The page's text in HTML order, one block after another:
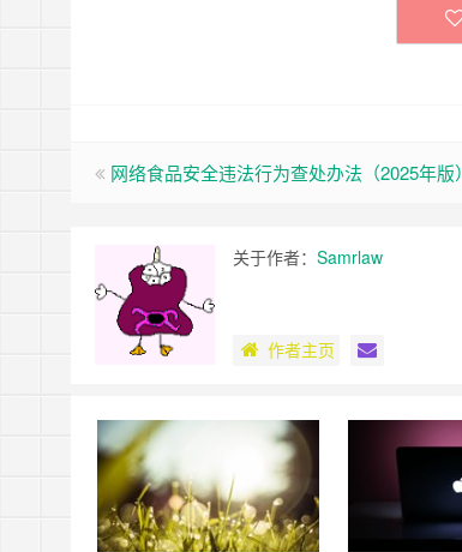
网络食品安全违法行为查处办法（2025年版）
关于作者： Samrlaw
作者主页